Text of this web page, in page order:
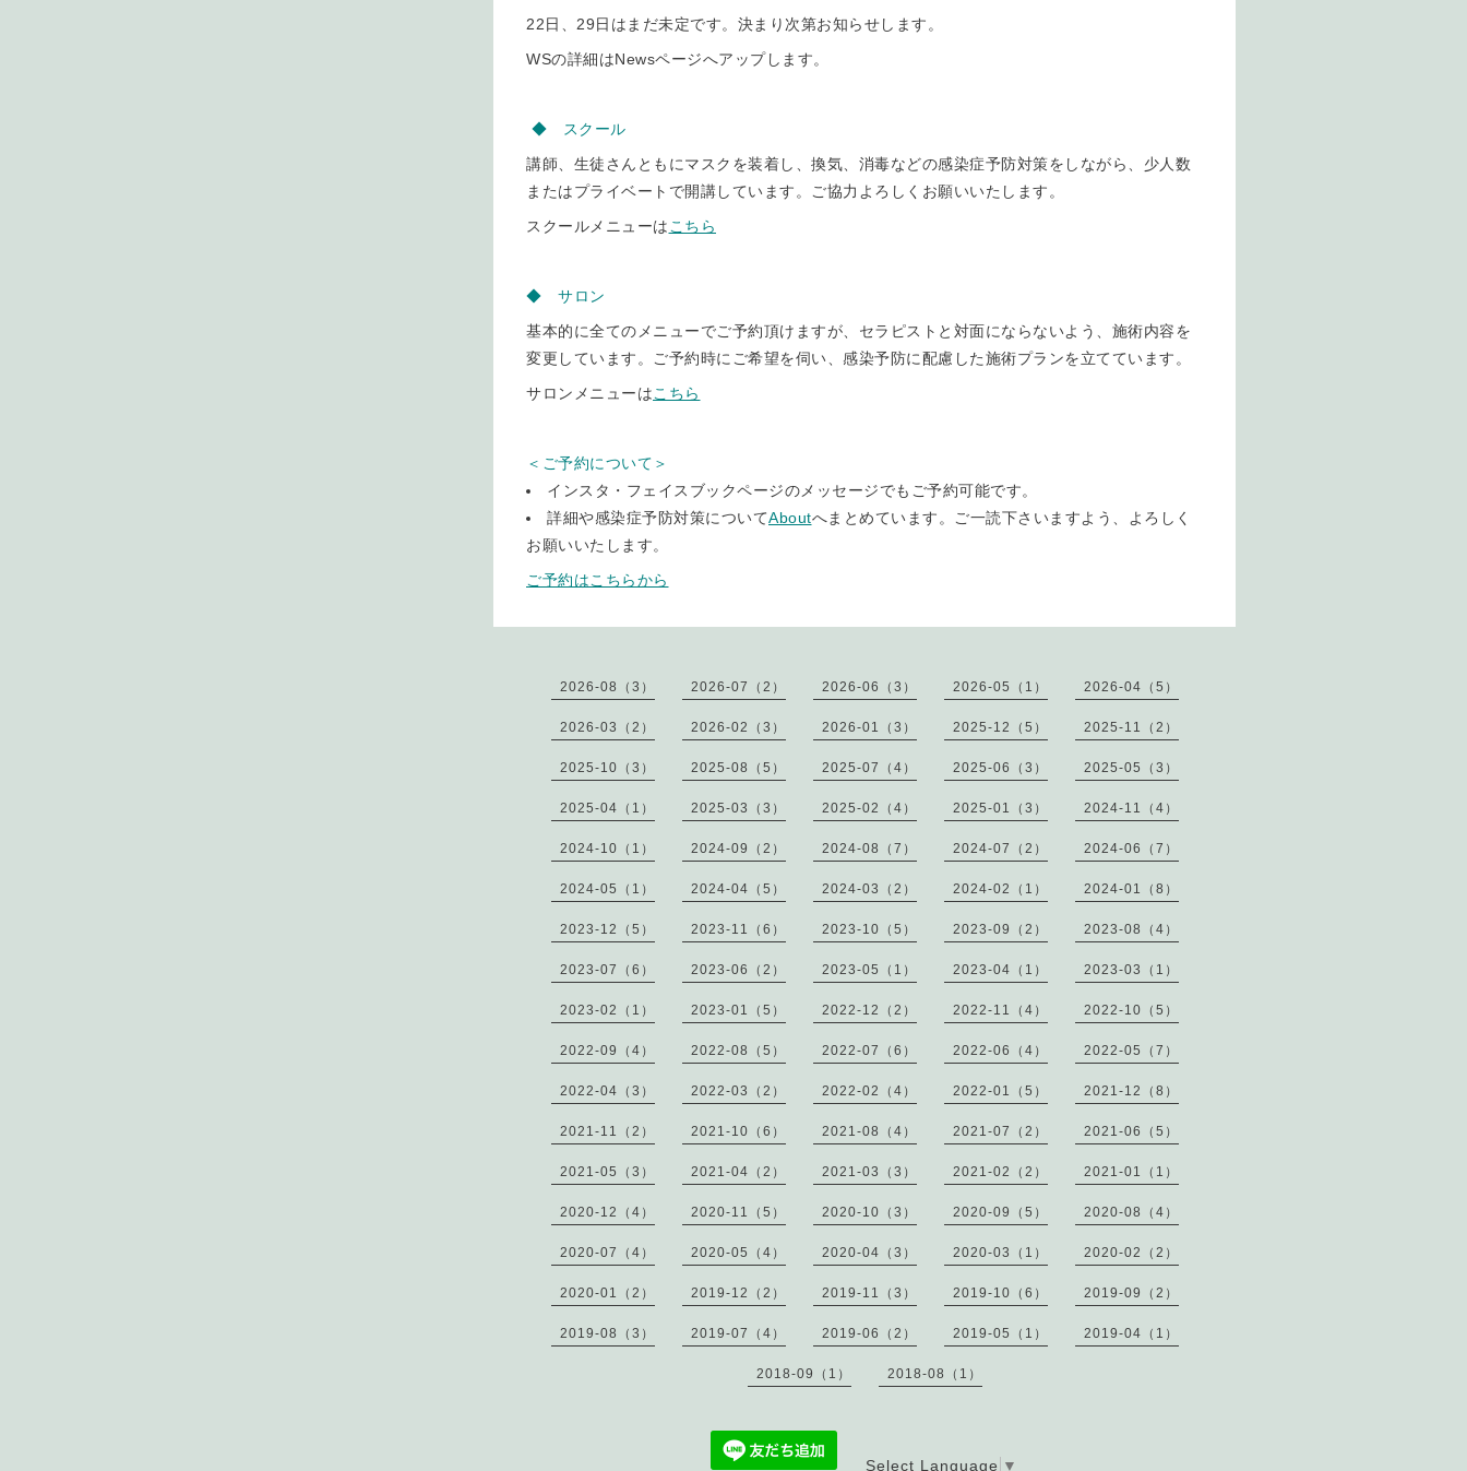
22日、29日はまだ未定です。決まり次第お知らせします。
WSの詳細はNewsページへアップします。
◆ スクール
講師、生徒さんともにマスクを装着し、換気、消毒などの感染症予防対策をしながら、少人数
またはプライベートで開講しています。ご協力よろしくお願いいたします。
スクールメニューはこちら
◆ サロン
基本的に全てのメニューでご予約頂けますが、セラピストと対面にならないよう、施術内容を
変更しています。ご予約時にご希望を伺い、感染予防に配慮した施術プランを立てています。
サロンメニューはこちら
＜ご予約について＞
インスタ・フェイスブックページのメッセージでもご予約可能です。
詳細や感染症予防対策についてAboutへまとめています。ご一読下さいますよう、よろしく
お願いいたします。
ご予約はこちらから
2026-08（3） 2026-07（2） 2026-06（3） 2026-05（1） 2026-04（5）
2026-03（2） 2026-02（3） 2026-01（3） 2025-12（5） 2025-11（2）
2025-10（3） 2025-08（5） 2025-07（4） 2025-06（3） 2025-05（3）
2025-04（1） 2025-03（3） 2025-02（4） 2025-01（3） 2024-11（4）
2024-10（1） 2024-09（2） 2024-08（7） 2024-07（2） 2024-06（7）
2024-05（1） 2024-04（5） 2024-03（2） 2024-02（1） 2024-01（8）
2023-12（5） 2023-11（6） 2023-10（5） 2023-09（2） 2023-08（4）
2023-07（6） 2023-06（2） 2023-05（1） 2023-04（1） 2023-03（1）
2023-02（1） 2023-01（5） 2022-12（2） 2022-11（4） 2022-10（5）
2022-09（4） 2022-08（5） 2022-07（6） 2022-06（4） 2022-05（7）
2022-04（3） 2022-03（2） 2022-02（4） 2022-01（5） 2021-12（8）
2021-11（2） 2021-10（6） 2021-08（4） 2021-07（2） 2021-06（5）
2021-05（3） 2021-04（2） 2021-03（3） 2021-02（2） 2021-01（1）
2020-12（4） 2020-11（5） 2020-10（3） 2020-09（5） 2020-08（4）
2020-07（4） 2020-05（4） 2020-04（3） 2020-03（1） 2020-02（2）
2020-01（2） 2019-12（2） 2019-11（3） 2019-10（6） 2019-09（2）
2019-08（3） 2019-07（4） 2019-06（2） 2019-05（1） 2019-04（1）
2018-09（1） 2018-08（1）
Select Language ▼